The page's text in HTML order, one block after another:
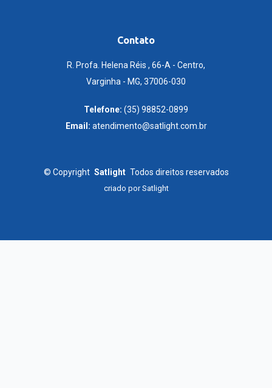
Contato
R. Profa. Helena Réis , 66-A - Centro,
Varginha - MG, 37006-030
Telefone: (35) 98852-0899
Email: atendimento@satlight.com.br
© Copyright Satlight Todos direitos reservados
criado porSatlight